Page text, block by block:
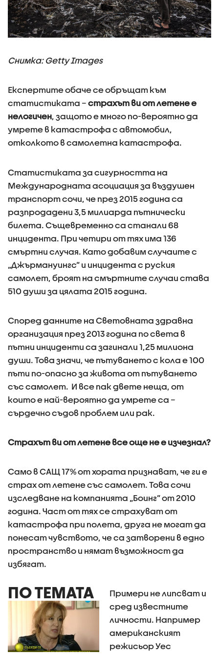
Снимка: Getty Images
Eкспертите обаче се обръщат към
статистиката – страхът ви от летене е
нелогичен, защото е много по-вероятно да
умрете в катастрофа с автомобил,
отколкото в самолетна катастрофа.
Статистиката за сигурността на
Международната асоциация за въздушен
транспорт сочи, че през 2015 година са
разпродадени 3,5 милиарда пътнически
билета. Същевременно са станали 68
инцидента. При четири от тях има 136
смъртни случая. Като добавим случаите с
„Джърмануингс” и инцидента с руския
самолет, броят на смъртните случаи става
510 души за цялата 2015 година.
Според данните на Световната здравна
организация през 2013 година по света в
пътни инциденти са загинали 1,25 милиона
души. Това значи, че пътуването с кола е 100
пъти по-опасно за живота от пътуването
със самолет. И все пак двете неща, от
които е най-вероятно да умрете са –
сърдечно съдов проблем или рак.
Страхът ви от летене все още не е изчезнал?
Само в САЩ 17% от хората признават, че ги е
страх от летене със самолет. Това сочи
изследване на компанията „Боинг” от 2010
година. Част от тях се страхуват от
катастрофа при полета, друга не могат да
понесат чувството, че са затворени в едно
пространство и нямат възможност да
избягат.
ПО ТЕМАТА
Примери не липсват и
сред известните
личности. Например
американският
режисьор Уес